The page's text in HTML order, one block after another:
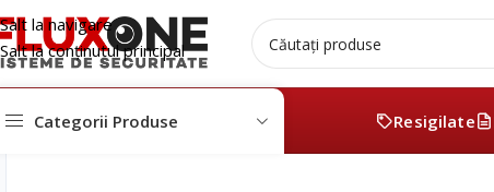
Salt la navigare
Salt la conținutul principal
Categorii Produse Resigilate
Supraveghere Video Camere Supraveghere IP